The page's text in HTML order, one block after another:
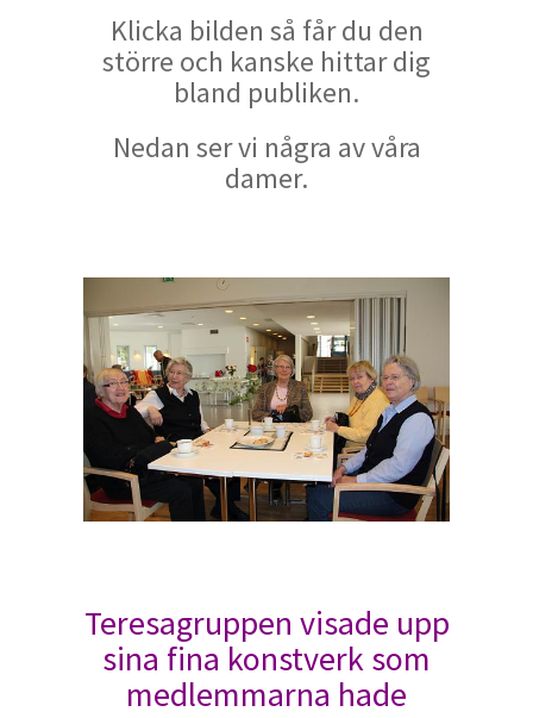
Klicka bilden så får du den
större och kanske hittar dig
bland publiken.
Nedan ser vi några av våra
damer.
Teresagruppen visade upp
sina fina konstverk som
medlemmarna hade